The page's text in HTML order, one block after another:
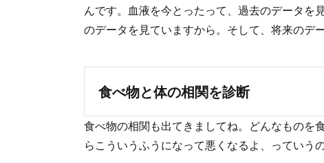
んです。血液を今とったって、過去のデータを
のデータを見ていますから。そして、将来のデ
食べ物と体の相関を診断
食べ物の相関も出てきましてね。どんなものを
らこういうふうになって悪くなるよ、っていう